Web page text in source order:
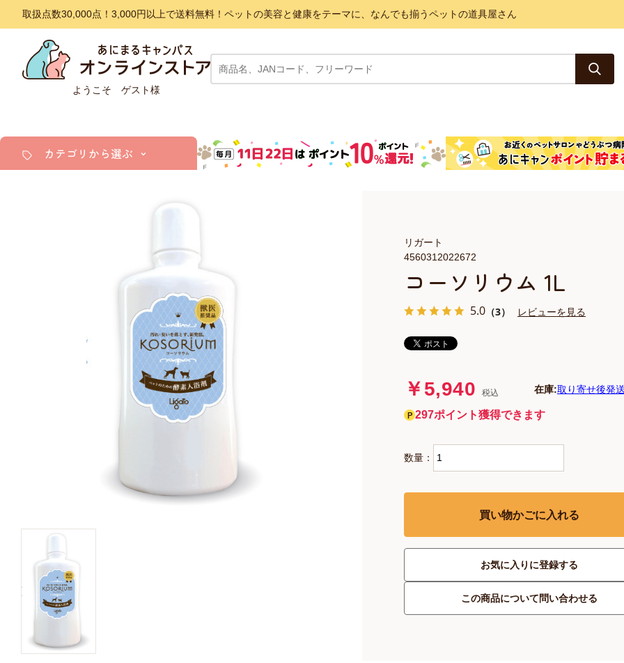
取扱点数30,000点！3,000円以上で送料無料！ペットの美容と健康をテーマに、なんでも揃うペットの道具屋さん
ようこそ ゲスト様
カテゴリから選ぶ
美容・ケア用品
服・おさんぽ用品
コーソリウム 1L
5.0 （3） レビューを見る
4560312022672
リガート
￥5,940 税込 在庫:取り寄せ後発
297ポイント獲得できます
数量：
買い物かごに入れる
お気に入りに登録する
この商品について問い合わせる